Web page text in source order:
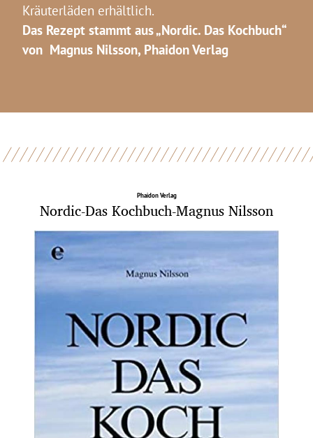
Kräuterläden erhältlich.
Das Rezept stammt aus „Nordic. Das Kochbuch“
von Magnus Nilsson, Phaidon Verlag
Phaidon Verlag
Nordic-Das Kochbuch-Magnus Nilsson